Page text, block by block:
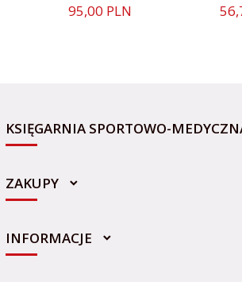
95,00 PLN 56,
KSIĘGARNIA SPORTOWO-
sklep@sportowo-medyczna.pl
ZAKUPY
INFORMACJE